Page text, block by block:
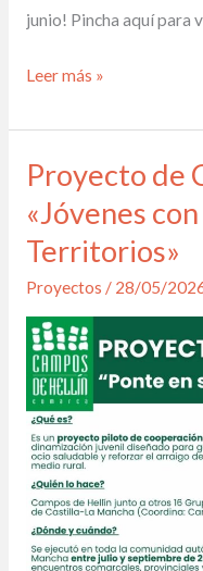
junio! Pincha aquí para
Leer más »
Proyecto de
«Jóvenes
Territorios»
Proyectos / 28/05/
Proyecto
Cooperación
«Jóvenes
con
Raíz
–
Conectando
Territorios»